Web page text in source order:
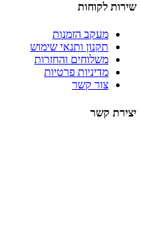
שירות לקוחות
מעקב הזמנות
תקנון ותנאי שימוש
משלוחים והחזרות
מדיניות פרטיות
צור קשר
יצירת קשר